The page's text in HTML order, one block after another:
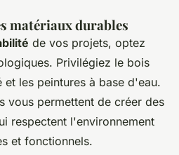
matériaux durables
de vos projets, optez
Privilégiez le bois
les peintures à base d'eau.
vous permettent de créer des
respectent l'environnement
et fonctionnels.